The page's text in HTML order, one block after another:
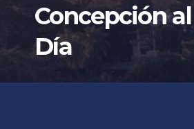
Concepción al
Día